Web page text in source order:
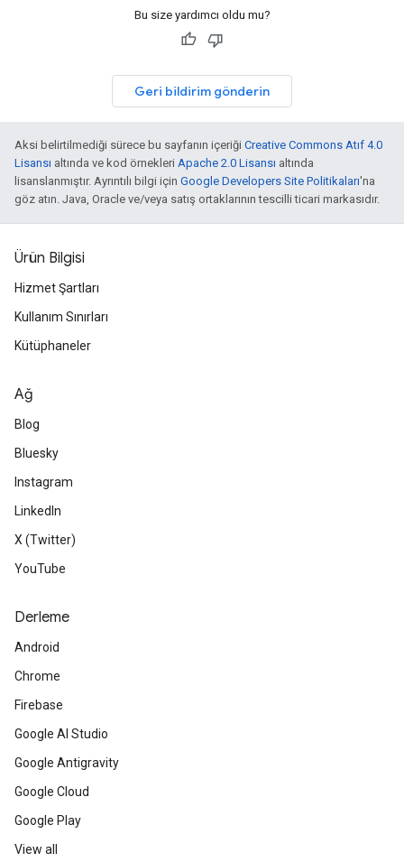
Bu size yardımcı oldu mu?
Geri bildirim gönderin
Aksi belirtilmediği sürece bu sayfanın içeriği Creative Commons Atıf 4.0
Lisansı altında ve kod örnekleri Apache 2.0 Lisansı altında
lisanslanmıştır. Ayrıntılı bilgi için Google Developers Site Politikaları'na
göz atın. Java, Oracle ve/veya satış ortaklarının tescilli ticari markasıdır.
Ürün Bilgisi
Hizmet Şartları
Kullanım Sınırları
Kütüphaneler
Ağ
Blog
Bluesky
Instagram
LinkedIn
X (Twitter)
YouTube
Derleme
Android
Chrome
Firebase
Google AI Studio
Google Antigravity
Google Cloud
Google Play
View all